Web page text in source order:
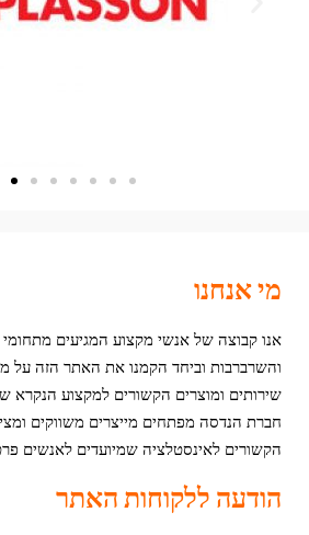
מי אנחנו
אנו קבוצה של אנשי מקצוע המגיעים
והשרברבות וביחד הקמנו את האתר הזה על
שירותים ומוצרים הקשורים למקצוע הנקרא
חברת הנדסה מפתחים מייצרים משווקים
הקשורים לאינסטלציה שמיועדים לאנשים
הודעה ללקוחות האתר